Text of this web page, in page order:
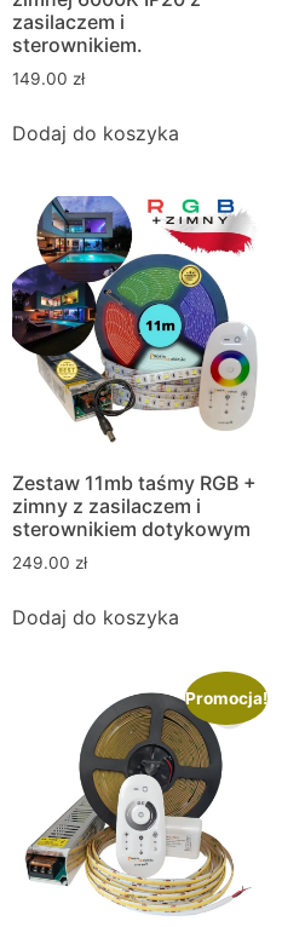
zasilaczem i
sterownikiem.
149.00 zł
Dodaj do koszyka
Zestaw 11mb taśmy RGB +
zimny z zasilaczem i
sterownikiem dotykowym
249.00 zł
Dodaj do koszyka
Promocja!